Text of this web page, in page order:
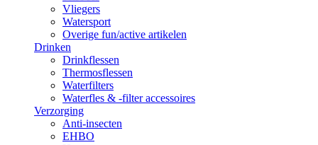
Vliegers
Watersport
Overige fun/active artikelen
Drinken
Drinkflessen
Thermosflessen
Waterfilters
Waterfles & -filter accessoires
Verzorging
Anti-insecten
EHBO